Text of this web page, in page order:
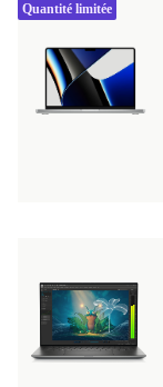
Quantité limitée